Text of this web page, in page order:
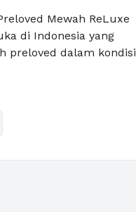
Mewah ReLuxe
di Indonesia yang
preloved dalam kondisi
fashion mewah,
…